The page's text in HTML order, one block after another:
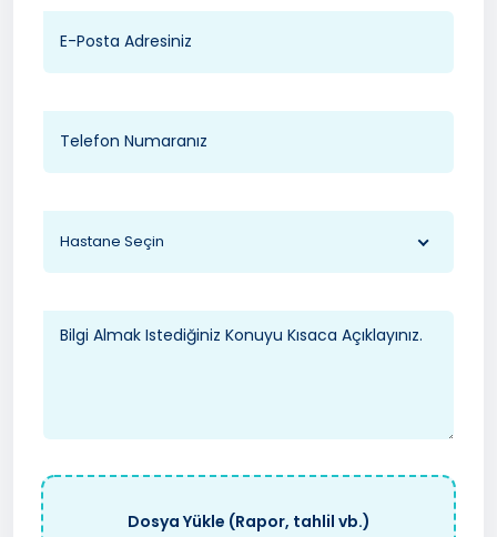
Hastane Seçin
Dosya Yükle (Rapor, tahlil vb.)